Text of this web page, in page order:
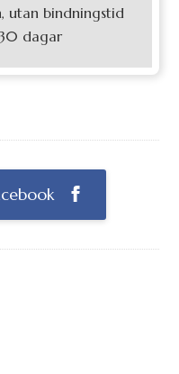
utan bindningstid
dagar